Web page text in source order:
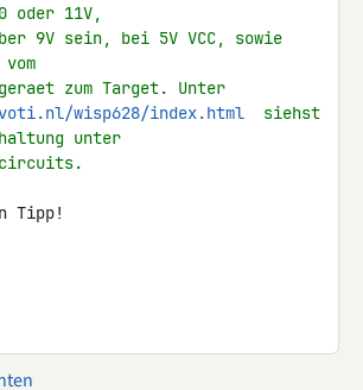
oder 11V,
9V sein, bei 5V VCC, sowie
zum Target. Unter
wisp628/index.html
  siehst
unter
Tipp!